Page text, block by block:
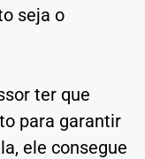
seja o
ter que
para garantir
ele consegue